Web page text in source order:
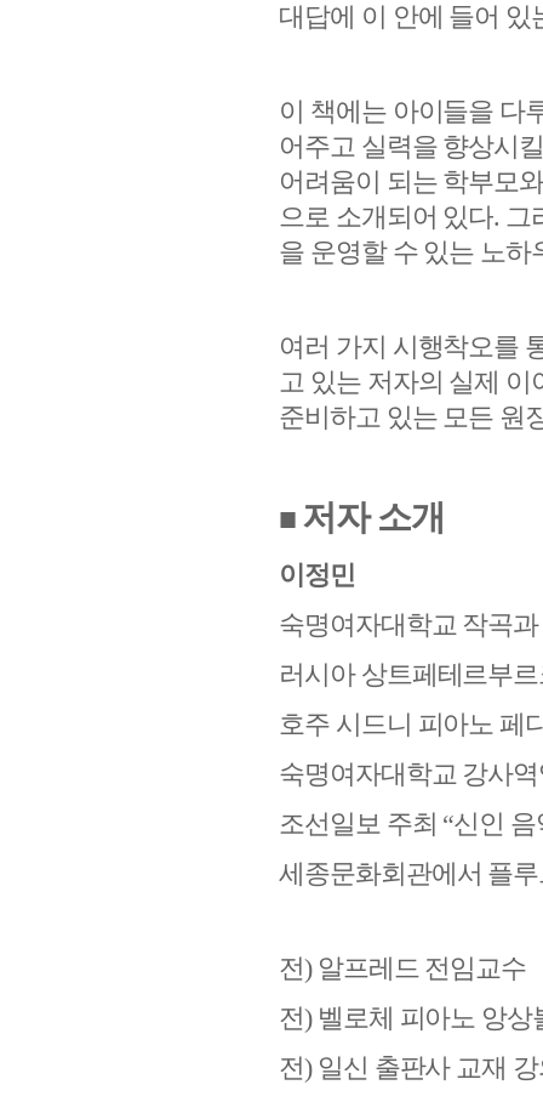
대답에 이 안에 들어 있
이 책에는 아이들을 다
어주고 실력을 향상시
어려움이 되는 학부모
으로 소개되어 있다. 그
을 운영할 수 있는 노하
여러 가지 시행착오를
고 있는 저자의 실제 이
준비하고 있는 모든 원
■ 저자 소개
이정민
숙명여자대학교 작곡
러시아 상트페테르부
호주 시드니 피아노 페
숙명여자대학교 강사
조선일보 주최 “신인 음
세종문화회관에서 플
전) 알프레드 전임교수
전) 벨로체 피아노 앙상
전) 일신 출판사 교재